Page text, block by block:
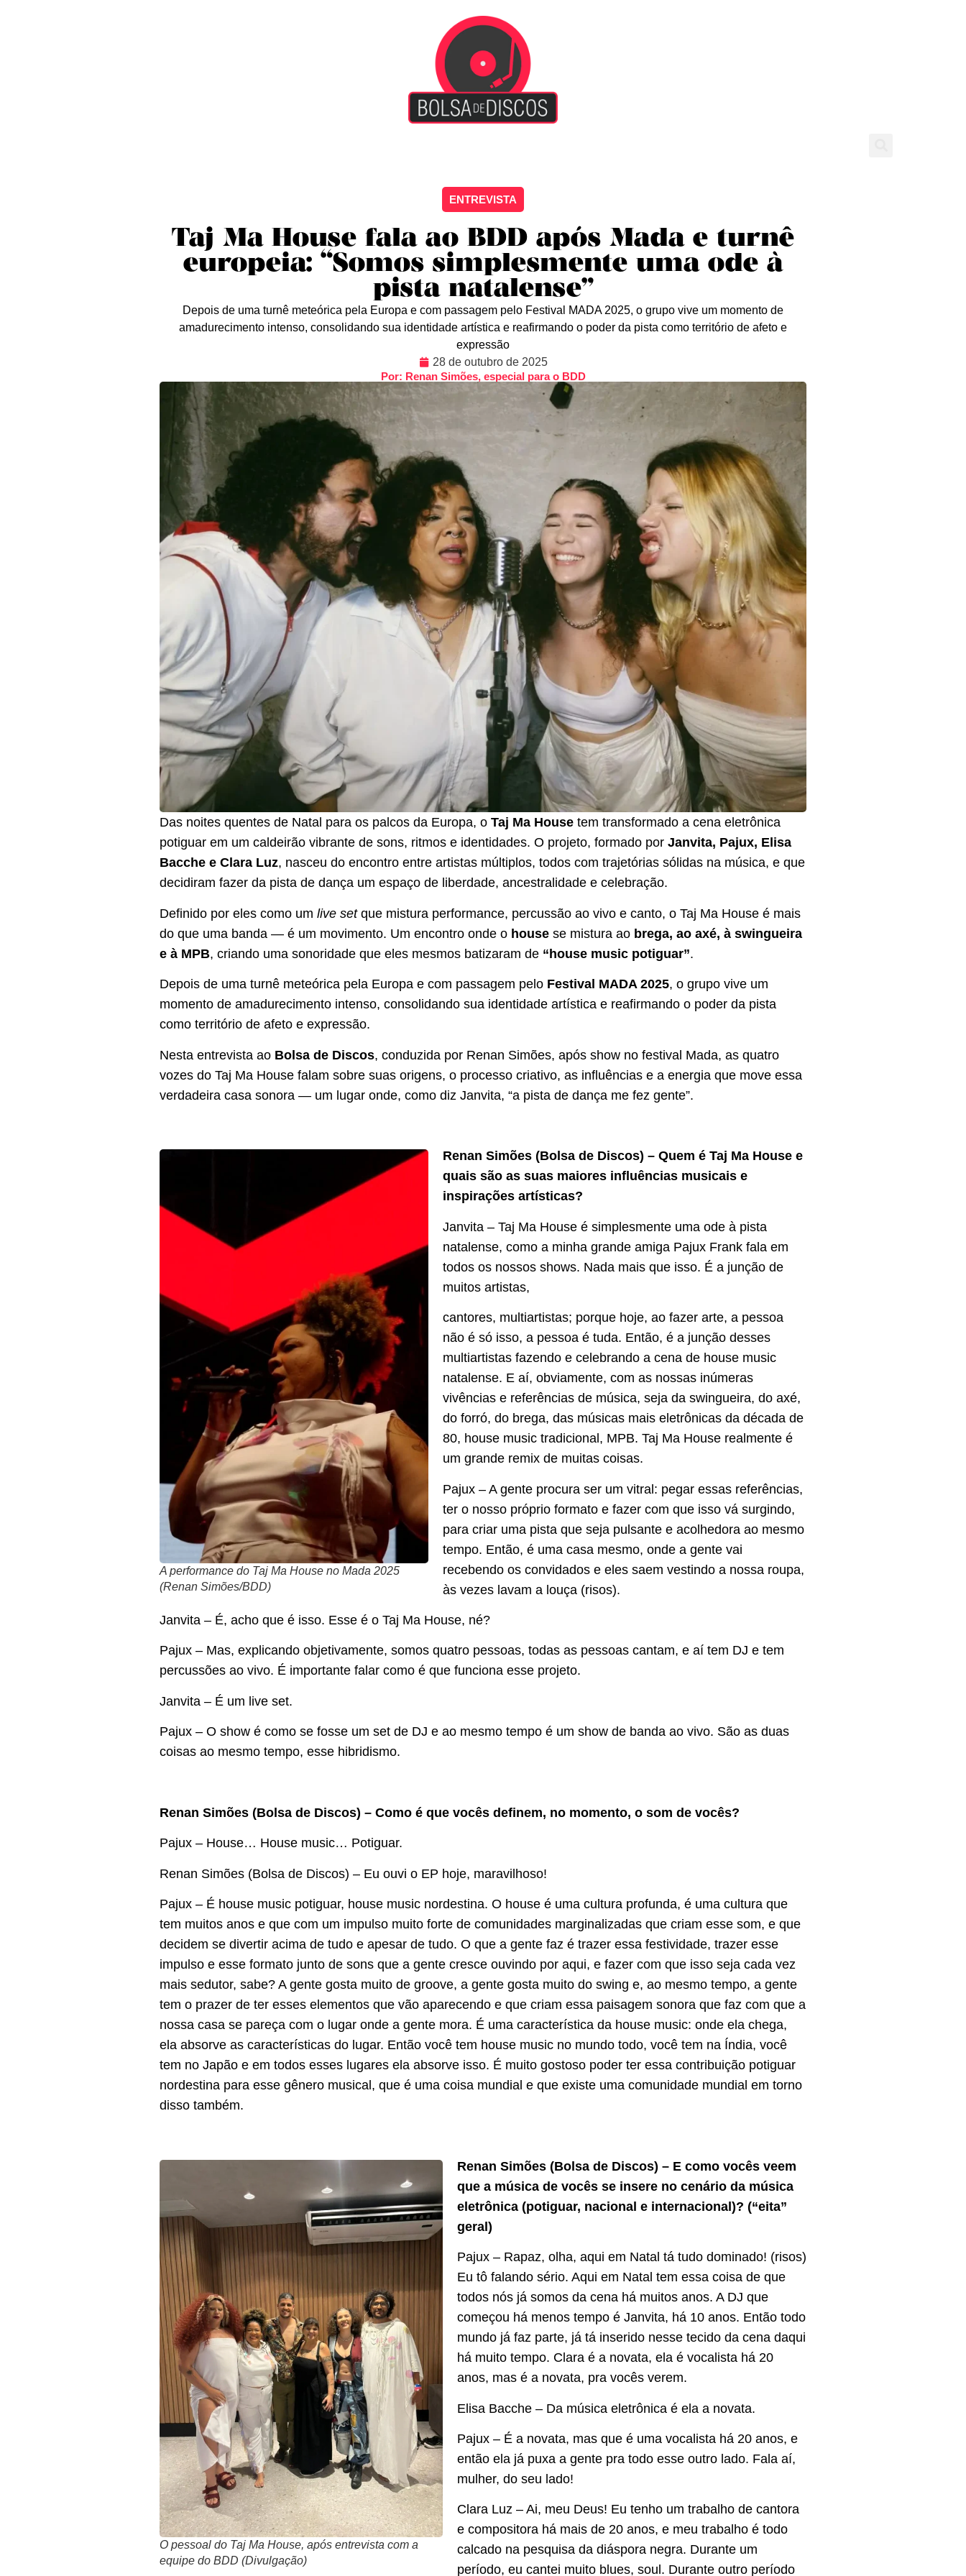
ENTREVISTA
Taj Ma House fala ao BDD após Mada e turnê
europeia: “Somos simplesmente uma ode à
pista natalense”
Depois de uma turnê meteórica pela Europa e com passagem pelo Festival MADA 2025, o grupo vive um momento de
amadurecimento intenso, consolidando sua identidade artística e reafirmando o poder da pista como território de afeto e
expressão
28 de outubro de 2025
Por: Renan Simões, especial para o BDD
Das noites quentes de Natal para os palcos da Europa, o Taj Ma House tem transformado a cena eletrônica
potiguar em um caldeirão vibrante de sons, ritmos e identidades. O projeto, formado por Janvita, Pajux, Elisa
Bacche e Clara Luz, nasceu do encontro entre artistas múltiplos, todos com trajetórias sólidas na música, e que
decidiram fazer da pista de dança um espaço de liberdade, ancestralidade e celebração.
Definido por eles como um live setque mistura performance, percussão ao vivo e canto, o Taj Ma House é mais
do que uma banda — é um movimento. Um encontro onde o house se mistura ao brega, ao axé, à swingueira
e à MPB, criando uma sonoridade que eles mesmos batizaram de “house music potiguar”.
Depois de uma turnê meteórica pela Europa e com passagem pelo Festival MADA 2025, o grupo vive um
momento de amadurecimento intenso, consolidando sua identidade artística e reafirmando o poder da pista
como território de afeto e expressão.
Nesta entrevista ao Bolsa de Discos, conduzida por Renan Simões, após show no festival Mada, as quatro
vozes do Taj Ma House falam sobre suas origens, o processo criativo, as influências e a energia que move essa
verdadeira casa sonora — um lugar onde, como diz Janvita, “a pista de dança me fez gente”.
A performance do Taj Ma House no Mada 2025
(Renan Simões/BDD)
Renan Simões (Bolsa de Discos) – Quem é Taj Ma House e
quais são as suas maiores influências musicais e
inspirações artísticas?
Janvita – Taj Ma House é simplesmente uma ode à pista
natalense, como a minha grande amiga Pajux Frank fala em
todos os nossos shows. Nada mais que isso. É a junção de
muitos artistas,
cantores, multiartistas; porque hoje, ao fazer arte, a pessoa
não é só isso, a pessoa é tuda. Então, é a junção desses
multiartistas fazendo e celebrando a cena de house music
natalense. E aí, obviamente, com as nossas inúmeras
vivências e referências de música, seja da swingueira, do axé,
do forró, do brega, das músicas mais eletrônicas da década de
80, house music tradicional, MPB. Taj Ma House realmente é
um grande remix de muitas coisas.
Pajux – A gente procura ser um vitral: pegar essas referências,
ter o nosso próprio formato e fazer com que isso vá surgindo,
para criar uma pista que seja pulsante e acolhedora ao mesmo
tempo. Então, é uma casa mesmo, onde a gente vai
recebendo os convidados e eles saem vestindo a nossa roupa,
às vezes lavam a louça (risos).
Janvita – É, acho que é isso. Esse é o Taj Ma House, né?
Pajux – Mas, explicando objetivamente, somos quatro pessoas, todas as pessoas cantam, e aí tem DJ e tem
percussões ao vivo. É importante falar como é que funciona esse projeto.
Janvita – É um live set.
Pajux – O show é como se fosse um set de DJ e ao mesmo tempo é um show de banda ao vivo. São as duas
coisas ao mesmo tempo, esse hibridismo.
Renan Simões (Bolsa de Discos) – Como é que vocês definem, no momento, o som de vocês?
Pajux – House… House music… Potiguar.
Renan Simões (Bolsa de Discos) – Eu ouvi o EP hoje, maravilhoso!
Pajux – É house music potiguar, house music nordestina. O house é uma cultura profunda, é uma cultura que
tem muitos anos e que com um impulso muito forte de comunidades marginalizadas que criam esse som, e que
decidem se divertir acima de tudo e apesar de tudo. O que a gente faz é trazer essa festividade, trazer esse
impulso e esse formato junto de sons que a gente cresce ouvindo por aqui, e fazer com que isso seja cada vez
mais sedutor, sabe? A gente gosta muito de groove, a gente gosta muito do swing e, ao mesmo tempo, a gente
tem o prazer de ter esses elementos que vão aparecendo e que criam essa paisagem sonora que faz com que a
nossa casa se pareça com o lugar onde a gente mora. É uma característica da house music: onde ela chega,
ela absorve as características do lugar. Então você tem house music no mundo todo, você tem na Índia, você
tem no Japão e em todos esses lugares ela absorve isso. É muito gostoso poder ter essa contribuição potiguar
nordestina para esse gênero musical, que é uma coisa mundial e que existe uma comunidade mundial em torno
disso também.
O pessoal do Taj Ma House, após entrevista com a
equipe do BDD (Divulgação)
Renan Simões (Bolsa de Discos) – E como vocês veem
que a música de vocês se insere no cenário da música
eletrônica (potiguar, nacional e internacional)? (“eita”
geral)
Pajux – Rapaz, olha, aqui em Natal tá tudo dominado! (risos)
Eu tô falando sério. Aqui em Natal tem essa coisa de que
todos nós já somos da cena há muitos anos. A DJ que
começou há menos tempo é Janvita, há 10 anos. Então todo
mundo já faz parte, já tá inserido nesse tecido da cena daqui
há muito tempo. Clara é a novata, ela é vocalista há 20
anos, mas é a novata, pra vocês verem.
Elisa Bacche – Da música eletrônica é ela a novata.
Pajux – É a novata, mas que é uma vocalista há 20 anos, e
então ela já puxa a gente pra todo esse outro lado. Fala aí,
mulher, do seu lado!
Clara Luz – Ai, meu Deus! Eu tenho um trabalho de cantora
e compositora há mais de 20 anos, e meu trabalho é todo
calcado na pesquisa da diáspora negra. Durante um
período, eu cantei muito blues, soul. Durante outro período